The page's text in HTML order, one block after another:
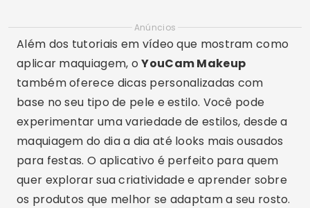
Anúncios
Além dos tutoriais em vídeo que mostram como
aplicar maquiagem, oYouCam Makeup
também oferece dicas personalizadas com
base no seu tipo de pele e estilo. Você pode
experimentar uma variedade de estilos, desde a
maquiagem do dia a dia até looks mais ousados
para festas. O aplicativo é perfeito para quem
quer explorar sua criatividade e aprender sobre
os produtos que melhor se adaptam a seu rosto.